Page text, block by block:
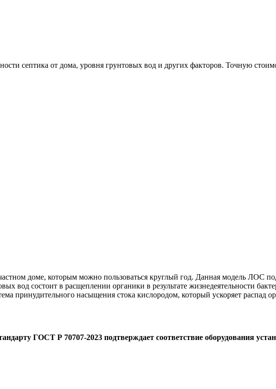
септика от дома, уровня грунтовых вод и других факторов. Точную
доме, которым можно пользоваться круглый год. Данная модель ЛОС
вод состоит в расщеплении органики в результате жизнедеятельности
принудительного насыщения стока кислородом, который ускоряет распад
ГОСТ Р 70707-2023 подтверждает соответствие оборудования